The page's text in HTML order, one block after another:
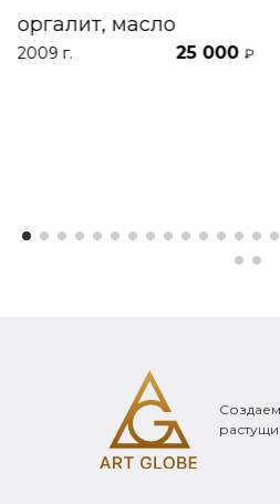
оргалит, масло
2009 г. 25 000 ₽